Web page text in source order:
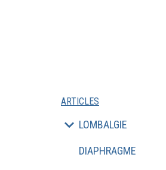
ARTICLES
LOMBALGIE
DIAPHRAGME